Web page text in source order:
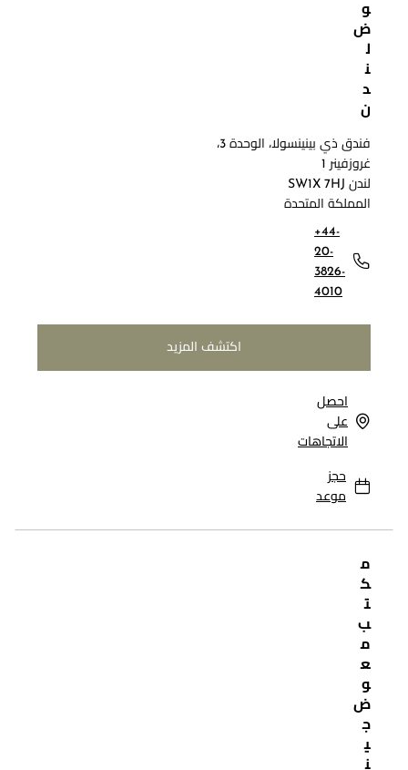
و
ض
ل
ن
د
ن
فندق ذي بينينسولا، الوحدة 3،
غروزفينر 1
لندن SW1X 7HJ
المملكة المتحدة
+44-
20-
3826-
4010
اكتشف المزيد
احصل
على
الاتجاهات
حجز
موعد
م
ك
ت
ب
م
ع
و
ض
ج
ي
ن